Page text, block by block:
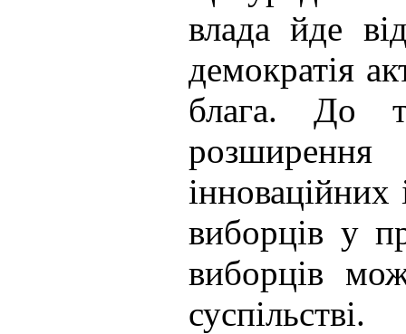
влада йде
демократія
блага. До
розширення
інноваційних
виборців у
виборців
суспільстві.